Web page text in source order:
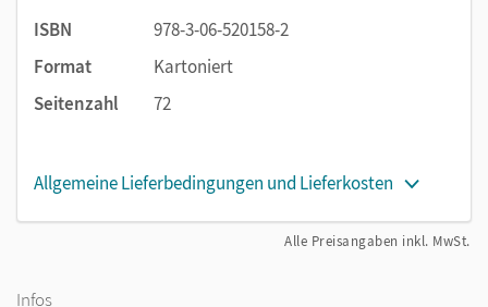
ISBN
978-3-06-520158-2
Format
Kartoniert
Seitenzahl
72
Allgemeine Lieferbedingungen und Lieferkosten
Alle Preisangaben inkl. MwSt.
Infos